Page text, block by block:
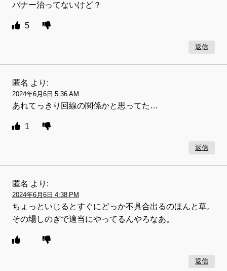
バナー治ってないけど？
5
返信
匿名 より:
2024年6月6日 5:36 AM
あれてっきり回線の関係かと思ってた…
1
返信
匿名 より:
2024年6月6日 4:38 PM
ちょっといじるとすぐにどっか不具合出るのほんと草。
その場しのぎで適当にやってるんやろなあ。
返信